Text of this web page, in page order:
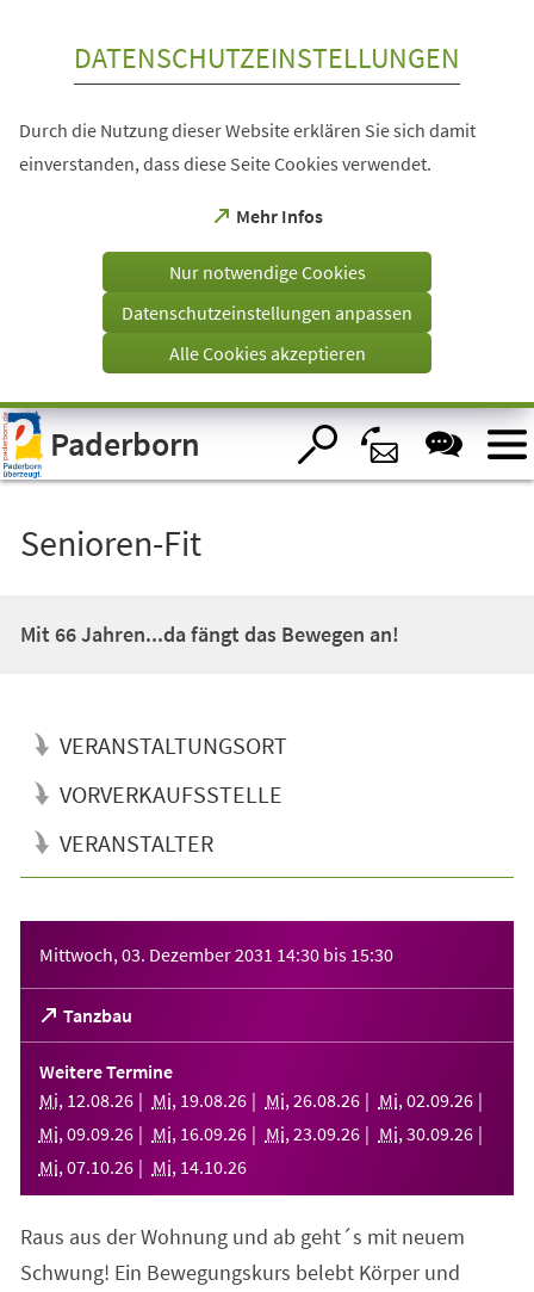
Visuelle
Assistenzsoftware
öffnen.
DATENSCHUTZEINSTELLUNGEN
Durch die Nutzung dieser Website erklären Sie sich damit
einverstanden, dass diese Seite Cookies verwendet.
Mehr Infos
(Öffnet
einem
Tab)
Nur notwendige Cookies
Datenschutzeinstellungen anpassen
Alle Cookies akzeptieren
Paderborn
Senioren-Fit
Mit 66 Jahren...da fängt das Bewegen an!
VERANSTALTUNGSORT
VORVERKAUFSSTELLE
VERANSTALTER
Mittwoch, 03. Dezember 2031 14:30 bis 15:30
Tanzbau
(Öffnet
in
einem
neuen
Tab)
Weitere Termine
Mi, 12.08.26 Mi, 19.08.26 Mi, 26.08.26 Mi, 02.09.26
Mi, 09.09.26 Mi, 16.09.26 Mi, 23.09.26 Mi, 30.09.26
Mi, 07.10.26 Mi, 14.10.26
Raus aus der Wohnung und ab geht´s mit neuem
Schwung! Ein Bewegungskurs belebt Körper und